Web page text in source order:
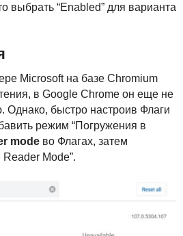
выбрать “Enabled” для варианта
Microsoft на базе Chromium
в Google Chrome он еще не
Однако, быстро настроив Флаги
режим “Погружения в
mode во Флагах, затем
Mode”.